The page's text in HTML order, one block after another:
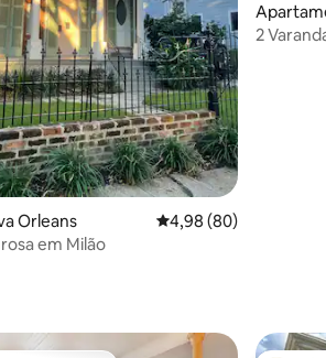
de 5, 31 avaliações
Orleans 4,98 de uma avaliação
4,98 (80)
em Milão
strict
2